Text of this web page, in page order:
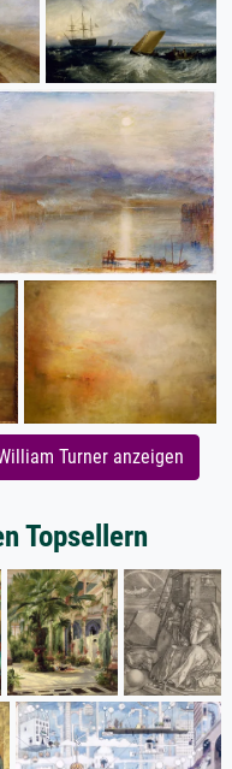
Turner anzeigen
Topsellern